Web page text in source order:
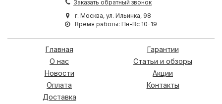
Заказать обратный звонок
г. Москва, ул. Ильинка, 98
Время работы: Пн-Вс 10-19
Главная
О нас
Новости
Оплата
Доставка
Гарантии
Статьи и обзоры
Акции
Контакты